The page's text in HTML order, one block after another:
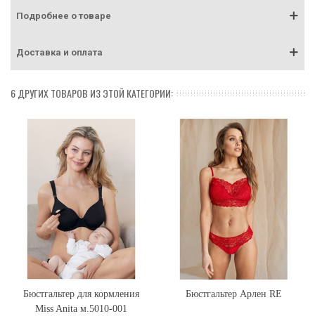
Подробнее о товаре
Доставка и оплата
6 ДРУГИХ ТОВАРОВ ИЗ ЭТОЙ КАТЕГОРИИ:
Бюстгальтер для кормления
Miss Anita м.5010-001
Бюстгальтер Арлен RE